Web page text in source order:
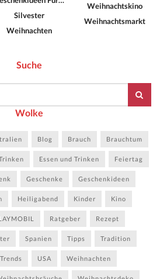
Silvester
Weihnachten
Weihnachtskino
Weihnachtsmarkt
Suche
Wolke
Blog Brauch Brauchtum
Essen und Trinken Feiertag
Geschenke Geschenkideen
Heiligabend Kinder Kino
Ratgeber Rezept
Spanien Tipps Tradition
Trends USA Weihnachten